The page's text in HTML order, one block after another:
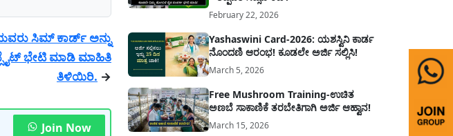
ಸಿಮ್ ಕಾರ್ಡ್ ಅನ್ನು
ಭೇಟಿ ಮಾಡಿ ಮಾಹಿತಿ
ತಿಳಿಯಿರಿ. →
Join Now
February 22, 2026
Yashaswini Card-2026: ಯಶಸ್ವಿನಿ ಕಾರ್ಡ
ನೊಂದಣಿ ಆರಂಭ! ಕೂಡಲೇ ಅರ್ಜಿ ಸಲ್ಲಿಸಿ!
March 5, 2026
Free Mushroom Training-ಉಚಿತ
ಅಣಬೆ ಸಾಕಾಣಿಕೆ ತರಬೇತಿಗಾಗಿ ಅರ್ಜಿ ಆಹ್ವಾನ!
March 15, 2026